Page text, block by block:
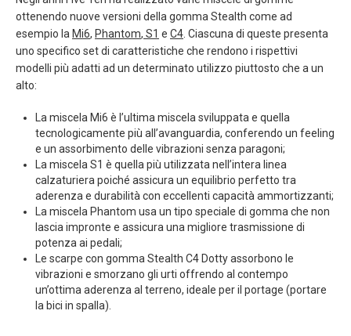
ottenendo nuove versioni della gomma Stealth come ad
esempio la Mi6, Phantom, S1 e C4 . Ciascuna di queste presenta
uno specifico set di caratteristiche che rendono i rispettivi
modelli più adatti ad un determinato utilizzo piuttosto che a un
alto:
La miscela Mi6 è l’ultima miscela sviluppata e quella
tecnologicamente più all’avanguardia, conferendo un feeling
e un assorbimento delle vibrazioni senza paragoni;
La miscela S1 è quella più utilizzata nell’intera linea
calzaturiera poiché assicura un equilibrio perfetto tra
aderenza e durabilità con eccellenti capacità ammortizzanti;
La miscela Phantom usa un tipo speciale di gomma che non
lascia impronte e assicura una migliore trasmissione di
potenza ai pedali;
Le scarpe con gomma Stealth C4 Dotty assorbono le
vibrazioni e smorzano gli urti offrendo al contempo
un’ottima aderenza al terreno, ideale per il portage (portare
la bici in spalla).